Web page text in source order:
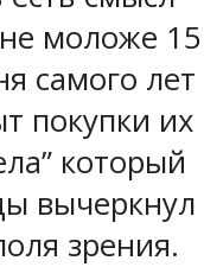
моложе 15
самого лет
покупки их
который
вычеркнул
зрения.